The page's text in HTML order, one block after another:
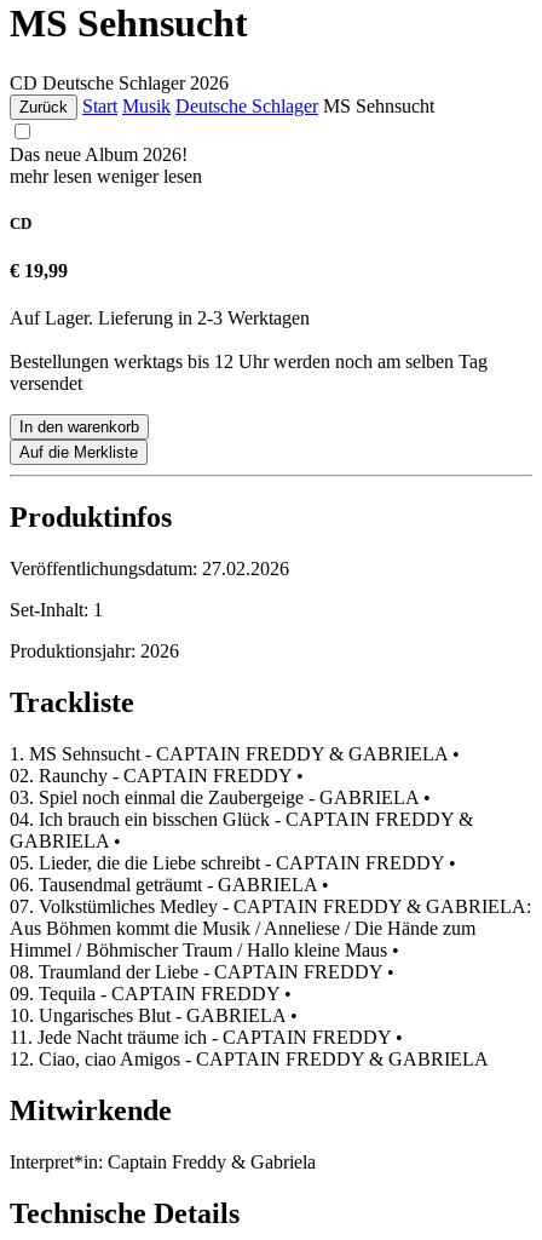
MS Sehnsucht
CD Deutsche Schlager 2026
Zurück Start Musik Deutsche Schlager MS Sehnsucht
Das neue Album 2026!
mehr lesen weniger lesen
CD
€ 19,99
Auf Lager. Lieferung in 2-3 Werktagen
Bestellungen werktags bis 12 Uhr werden noch am selben Tag
versendet
In den warenkorb
Auf die Merkliste
Produktinfos
Veröffentlichungsdatum: 27.02.2026
Set-Inhalt: 1
Produktionsjahr: 2026
Trackliste
1. MS Sehnsucht - CAPTAIN FREDDY & GABRIELA •
02. Raunchy - CAPTAIN FREDDY •
03. Spiel noch einmal die Zaubergeige - GABRIELA •
04. Ich brauch ein bisschen Glück - CAPTAIN FREDDY &
GABRIELA •
05. Lieder, die die Liebe schreibt - CAPTAIN FREDDY •
06. Tausendmal geträumt - GABRIELA •
07. Volkstümliches Medley - CAPTAIN FREDDY & GABRIELA:
Aus Böhmen kommt die Musik / Anneliese / Die Hände zum
Himmel / Böhmischer Traum / Hallo kleine Maus •
08. Traumland der Liebe - CAPTAIN FREDDY •
09. Tequila - CAPTAIN FREDDY •
10. Ungarisches Blut - GABRIELA •
11. Jede Nacht träume ich - CAPTAIN FREDDY •
12. Ciao, ciao Amigos - CAPTAIN FREDDY & GABRIELA
Mitwirkende
Interpret*in: Captain Freddy & Gabriela
Technische Details